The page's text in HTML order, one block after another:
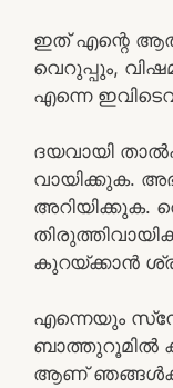
ഇത് എന്റെ
വെറുപ്പും,
എന്നെ
ദയവായി
വായിക്കുക.
അറിയിക്കുക.
കുറയ്ക്കാന്‍
എന്നെയും
ബാത്തുറൂമില്‍
ആണ് ഞങ്ങള്‍ക്ക്